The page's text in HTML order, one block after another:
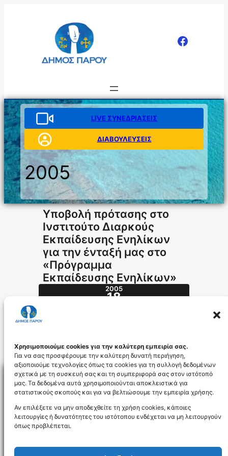
Χρησιμοποιούμε cookies για την καλύτερη εμπειρία σας.
Για να σας προσφέρουμε την καλύτερη δυνατή περιήγηση,
αξιοποιούμε τεχνολογίες όπως τα cookies για τη συλλογή δεδομένων
σχετικά με τη συσκευή σας και τη συμπεριφορά σας στον ιστότοπό
μας. Τα δεδομένα αυτά χρησιμοποιούνται αποκλειστικά για
στατιστικούς σκοπούς και για να βελτιώσουμε την εμπειρία χρήσης.
Αν επιλέξετε να μην αποδεχθείτε τη χρήση cookies, κάποιες
λειτουργίες ή δυνατότητες του ιστότοπου ενδέχεται να μη λειτουργούν
όπως προβλέπεται.
LIVE ΣΥΝΕΔΡΙΑΣΕΙΣ
ΔΙΑΒΟΥΛΕΥΣΕΙΣ
2005
Υποβολή πρότασης στο
Ινστιτούτο Διαρκούς
Εκπαίδευσης Ενηλίκων
για την ένταξή μας στο
«Πρόγραμμα
Εκπαίδευσης Ενηλίκων»
2005
18
476.2005_id110
NEWSLETTER